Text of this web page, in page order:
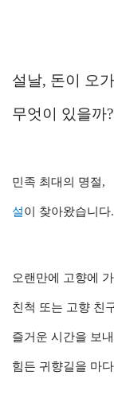
설날, 돈이 오
무엇이 있을까?
민족 최대의 명절,
설이 찾아왔습니다.
오랜만에 고향에
친척 또는 고향 친
즐거운 시간을 보
힘든 귀향길을 마